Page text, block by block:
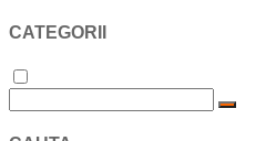
CATEGORII